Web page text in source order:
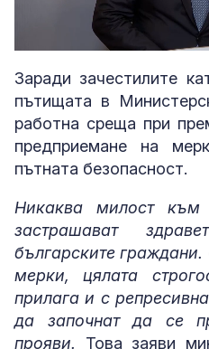
Loaded :
76.02%
Заради зачестилите
пътищата в
работна среща при
предприемане на
пътната безопасност.
Никаква милост към
застрашават
българските
мерки, цялата
прилага и с
да започнат да се
прояви. Това заяви